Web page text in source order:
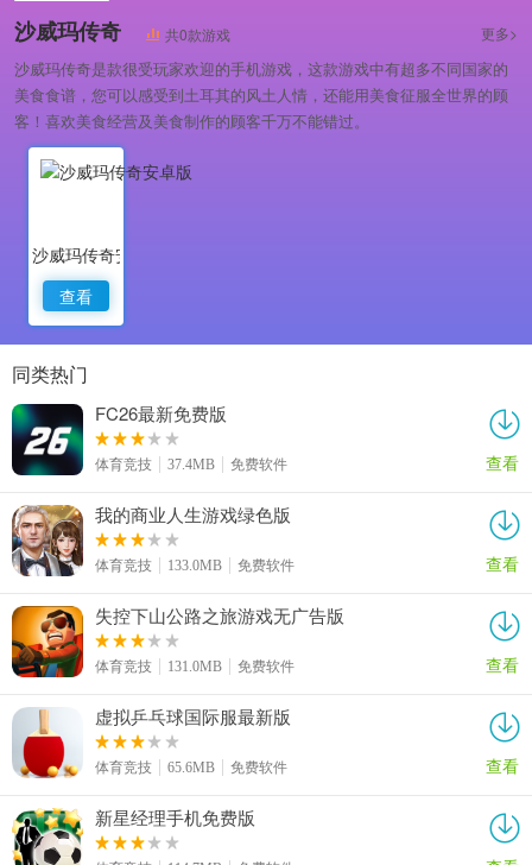
沙威玛传奇 共0款游戏 更多>
沙威玛传奇是款很受玩家欢迎的手机游戏，这款游戏中有超多不同国家的
美食食谱，您可以感受到土耳其的风土人情，还能用美食征服全世界的顾
客！喜欢美食经营及美食制作的顾客千万不能错过。
沙威玛传奇安卓版
查看
同类热门
FC26最新免费版
体育竞技 37.4MB 免费软件 查看
我的商业人生游戏绿色版
体育竞技 133.0MB 免费软件 查看
失控下山公路之旅游戏无广告版
体育竞技 131.0MB 免费软件 查看
虚拟乒乓球国际服最新版
体育竞技 65.6MB 免费软件 查看
新星经理手机免费版